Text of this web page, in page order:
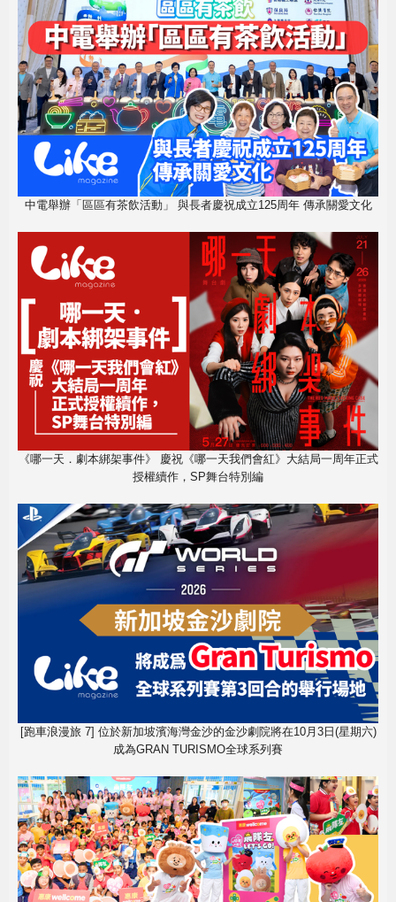
中電舉辦「區區有茶飲活動」 與長者慶祝成立125周年 傳承關愛文化
《哪一天．劇本綁架事件》 慶祝《哪一天我們會紅》大結局一周年正式
授權續作，SP舞台特別編
[跑車浪漫旅 7] 位於新加坡濱海灣金沙的金沙劇院將在10月3日(星期六)
成為GRAN TURISMO全球系列賽